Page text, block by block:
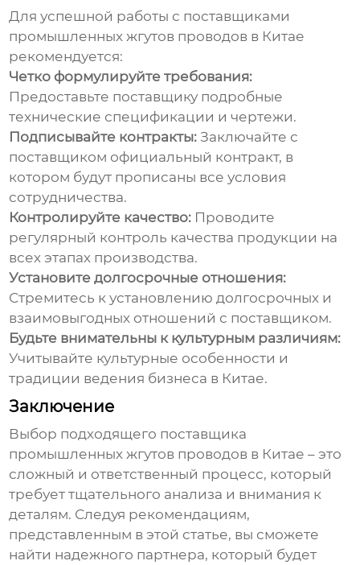
Для успешной работы с поставщиками
промышленных жгутов проводов в Китае
рекомендуется:
Четко формулируйте требования:
Предоставьте поставщику подробные
технические спецификации и чертежи.
Подписывайте контракты: Заключайте с
поставщиком официальный контракт, в
котором будут прописаны все условия
сотрудничества.
Контролируйте качество: Проводите
регулярный контроль качества продукции на
всех этапах производства.
Установите долгосрочные отношения:
Стремитесь к установлению долгосрочных и
взаимовыгодных отношений с поставщиком.
Будьте внимательны к культурным различиям:
Учитывайте культурные особенности и
традиции ведения бизнеса в Китае.
Заключение
Выбор подходящего поставщика
промышленных жгутов проводов в Китае – это
сложный и ответственный процесс, который
требует тщательного анализа и внимания к
деталям. Следуя рекомендациям,
представленным в этой статье, вы сможете
найти надежного партнера, который будет